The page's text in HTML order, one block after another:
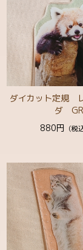
マグネット・缶
クリアファイル
マスク
Green（植物）
ダイカット定規
ダ GR
880円 （税